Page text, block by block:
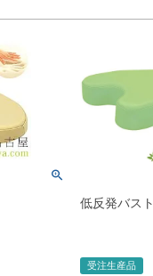
低反発バスト
受注生産品